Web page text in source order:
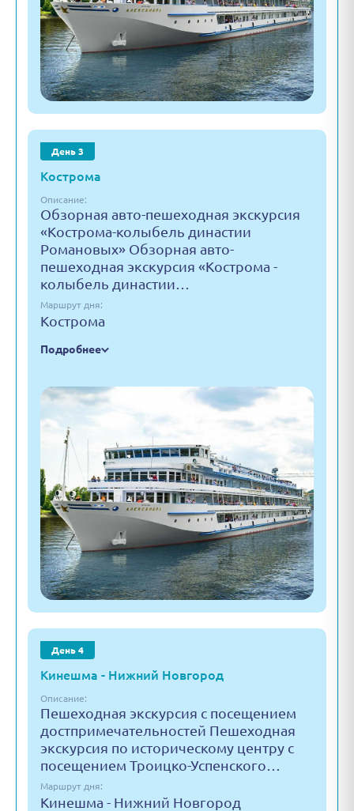
День 3
Кострома
Описание:
Обзорная авто-пешеходная экскурсия
«Кострома-колыбель династии
Романовых» Обзорная авто-
пешеходная экскурсия «Кострома -
колыбель династии…
Маршрут дня:
Кострома
Подробнее
День 4
Кинешма - Нижний Новгород
Описание:
Пешеходная экскурсия с посещением
достпримечательностей Пешеходная
экскурсия по историческому центру с
посещением Троицко-Успенского…
Маршрут дня:
Кинешма - Нижний Новгород